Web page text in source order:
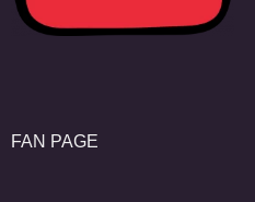
FAN PAGE